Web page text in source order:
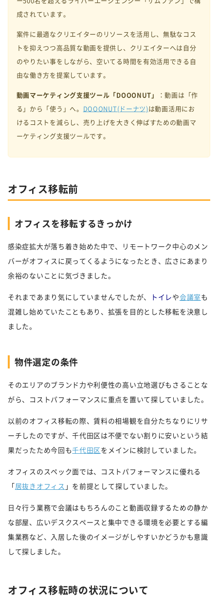
成されています。
案件に最適なクリエイターのリソースを活用し、無駄なコス
トを抑えつつ高品質な動画を提供し、クリエイターへは自分
のやりたい事をしながら、空いてる時間を有効活用できる自
由な働き方を提案しています。
動画マーケティング支援ツール「DOOONUT」 ：動画は「作
る」から「使う」へ。 DOOONUT(ドーナツ)は動画活用にお
けるコストを減らし、売り上げを大きく伸ばすための動画マ
ーケティング支援ツールです。
オフィス移転前
オフィスを移転するきっかけ
感染症拡大が落ち着き始めた中で、リモートワーク中心のメン
バーがオフィスに戻ってくるようになったとき、広さにあまり
余裕のないことに気づきました。
それまであまり気にしていませんでしたが、 トイレや会議室も
混雑し始めていたこともあり、拡張を目的とした移転を決意し
ました。
物件選定の条件
そのエリアのブランド力や利便性の高い立地選びもさることな
がら、コストパフォーマンスに重点を置いて探していました。
以前のオフィス移転の際、賃料の相場観を自分たちなりにリサ
ーチしたのですが、千代田区は不便でない割りに安いという結
果だったため今回も千代田区をメインに検討していました。
オフィスのスペック面では、コストパフォーマンスに優れる
「居抜きオフィス 」を前提として探していました。
日々行う業務で会議はもちろんのこと動画収録するための静か
な部屋、広いデスクスペースと集中できる環境を必要とする編
集業務など、入居した後のイメージがしやすいかどうかも意識
して探しました。
オフィス移転時の状況について